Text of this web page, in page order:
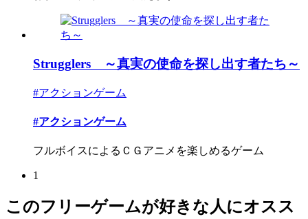
Strugglers ～真実の使命を探し出す者たち～
#アクションゲーム
#アクションゲーム
フルボイスによるＣＧアニメを楽しめるゲーム
1
このフリーゲームが好きな人にオスス